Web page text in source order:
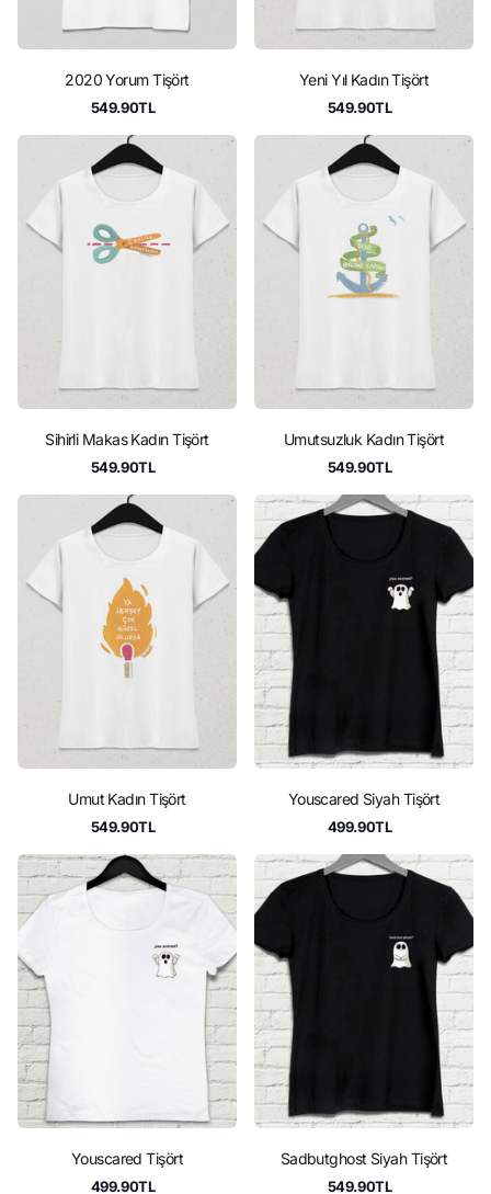
2020 Yorum Tişört
549.90TL
Yeni Yıl Kadın Tişört
549.90TL
Sihirli Makas Kadın Tişört
549.90TL
Umutsuzluk Kadın Tişört
549.90TL
Umut Kadın Tişört
549.90TL
Youscared Siyah Tişört
499.90TL
Youscared Tişört
499.90TL
Sadbutghost Siyah Tişört
549.90TL